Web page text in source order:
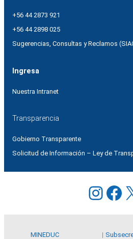
+56 44 2873 921
+56 44 2898 025
Sugerencias, Consultas y Reclamos
Ingresa
Nuestra Intranet
Transparencia
Gobierno Transparente
Solicitud de Información – Ley de
MINEDUC